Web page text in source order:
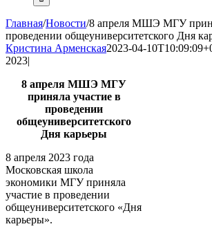
Главная/Новости/8 апреля МШЭ МГУ
проведении общеуниверситетского Дня
Кристина Арменская2023-04-
2023|
8 апреля МШЭ МГУ
приняла участие в
проведении
общеуниверситетского
Дня карьеры
8 апреля 2023 года
Московская школа
экономики МГУ приняла
участие в проведении
общеуниверситетского «Дня
карьеры».